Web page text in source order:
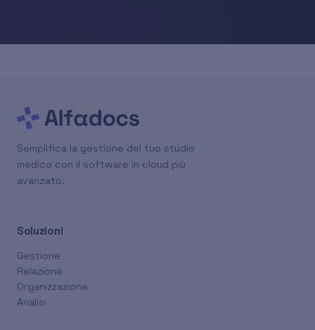
Semplifica la gestione del tuo studio
medico con il software in cloud più
avanzato.
Soluzioni
Gestione
Relazione
Organizzazione
Analisi